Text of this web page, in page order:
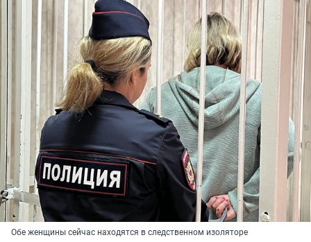
Обе женщины сейчас находятся в следственном изоляторе